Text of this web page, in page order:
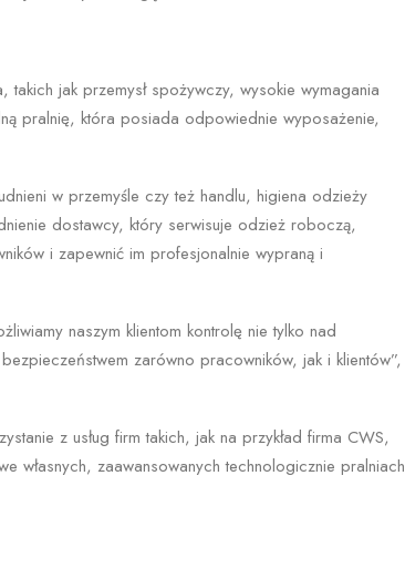
jak przemysł spożywczy, wysokie wymagania
pralnię, która posiada odpowiednie wyposażenie,
w przemyśle czy też handlu, higiena odzieży
dostawcy, który serwisuje odzież roboczą,
i zapewnić im profesjonalnie wypraną i
naszym klientom kontrolę nie tylko nad
zarówno pracowników, jak i klientów”,
z usług firm takich, jak na przykład firma CWS,
własnych, zaawansowanych technologicznie pralniach